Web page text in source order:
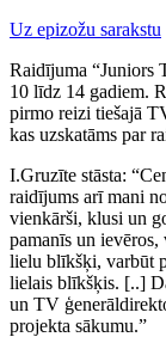
Uz epizožu sarakstu
Raidījuma “Juniors
10 līdz 14 gadiem.
pirmo reizi tiešajā
kas uzskatāms par
I.Gruzīte stāsta:
raidījums arī mani
vienkārši, klusi un
pamanīs un
lielu blīkšķi, varbūt
lielais blīkšķis. [..]
un TV
projekta sākumu.”